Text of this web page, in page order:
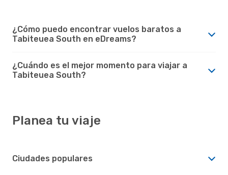
¿Cómo puedo encontrar vuelos baratos a
Tabiteuea South en eDreams?
¿Cuándo es el mejor momento para viajar a
Tabiteuea South?
Planea tu viaje
Ciudades populares